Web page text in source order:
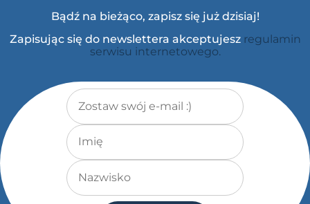
Bądź na bieżąco, zapisz się już dzisiaj!
Zapisując się do newslettera akceptujesz regulamin
serwisu internetowego.
Adres e-mail*
Imię
Nazwisko